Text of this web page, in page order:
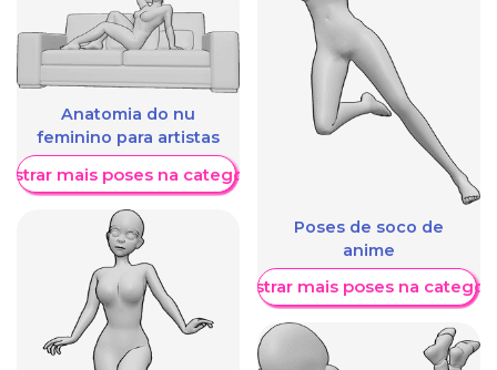
Anatomia do nu
feminino para artistas
mais poses na categoria
Poses de soco de
anime
Mostrar mais poses na